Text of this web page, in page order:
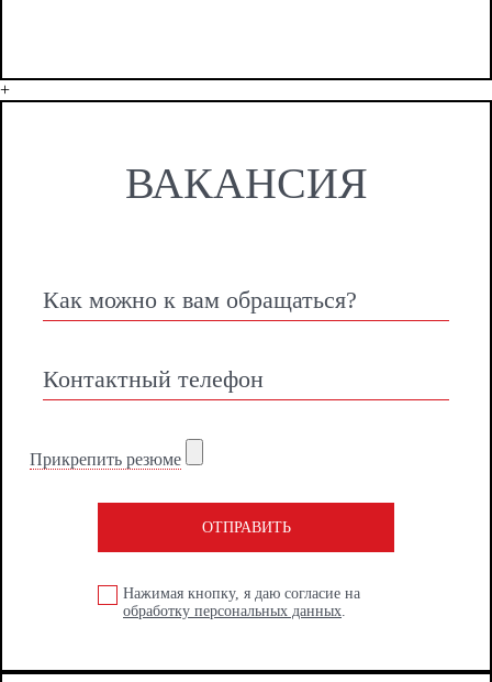
+
ВАКАНСИЯ
Прикрепить резюме
ОТПРАВИТЬ
Нажимая кнопку, я даю согласие на
обработку персональных данных.